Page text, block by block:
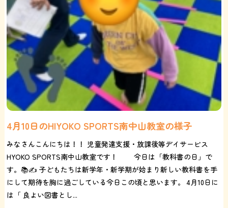
4月10日のHIYOKO SPORTS南中山教室の様子
みなさんこんにちは！！ 児童発達支援・放課後等デイサービス
HYOKO SPORTS南中山教室です！ 今日は「教科書の日」で
す。📚✍ 子どもたちは新学年・新学期が始まり新しい教科書を手
にして期待を胸に過ごしている今日この頃と思います。 4月10日に
は「 良よい図書とし...